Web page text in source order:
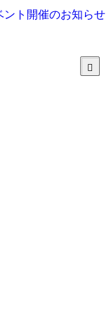
ント開催のお知らせ